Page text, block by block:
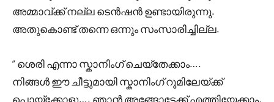
അമ്മാവ്ക്ക് നല്ല ടെൻഷൻ ഉണ്ടായിരുന്നു.
അതുകൊണ്ട് തന്നെ ഒന്നും സംസാരിച്ചില്ല.
” ശെരി എന്നാ സ്കാനിംഗ് ചെയ്തേക്കാം….
നിങ്ങൾ ഈ ചീട്ടുമായി സ്കാനിംഗ് റൂമിലേയ്ക്ക്
പൊയ്ക്കോളൂ…. ഞാൻ അങ്ങോട്ടേക്ക് എത്തിയേക്കാം,